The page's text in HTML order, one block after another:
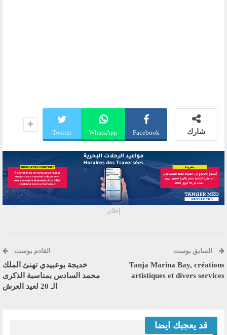
شارك Facebook
WhatsApp
Twitter
إعلان
السابق بوست
Tanja Marina Bay, créations
artistiques et divers services
القادم بوست
خديجة بوعبيدي تهنئ الملك
محمد السادس بمناسبة الذكرى
الـ 20 لعيد العرش
قد يعجبك ايضا